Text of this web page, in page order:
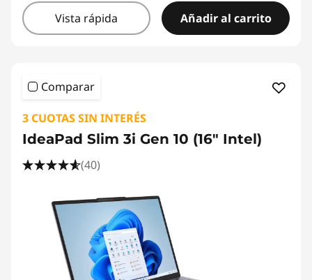
Vista rápida Añadir al carrito
Comparar
3 CUOTAS SIN INTERÉS
IdeaPad Slim 3i Gen 10 (16" Intel)
(40)